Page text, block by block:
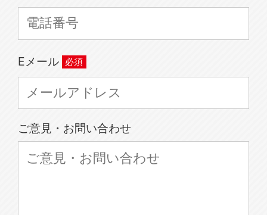
Eメール
ご意見・お問い合わせ